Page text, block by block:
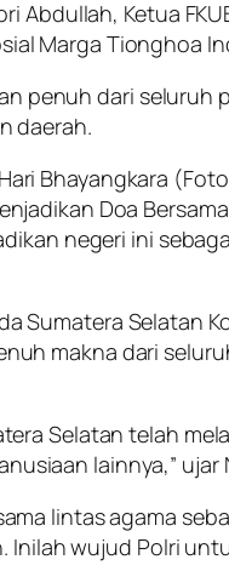
Abdullah, Ketua
Marga Tionghoa
penuh dari
daerah.
Bhayangkara
Doa
negeri ini
Sumatera Selatan
makna dari
Selatan telah
lainnya,” ujar
lintas agama
wujud Polri